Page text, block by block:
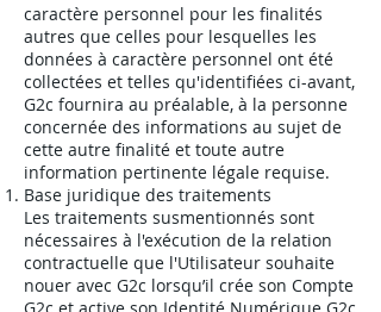
caractère personnel pour les finalités
autres que celles pour lesquelles les
données à caractère personnel ont été
collectées et telles qu'identifiées ci-avant,
G2c fournira au préalable, à la personne
concernée des informations au sujet de
cette autre finalité et toute autre
information pertinente légale requise.
Base juridique des traitements
Les traitements susmentionnés sont
nécessaires à l'exécution de la relation
contractuelle que l'Utilisateur souhaite
nouer avec G2c lorsqu’il crée son Compte